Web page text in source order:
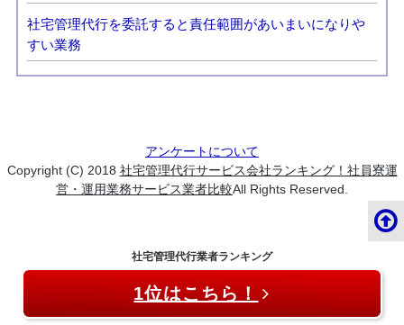
社宅管理代行を委託すると責任範囲があいまいになりや
すい業務
アンケートについて
Copyright (C) 2018 社宅管理代行サービス会社ランキング！社員寮運
営・運用業務サービス業者比較All Rights Reserved.
社宅管理代行業者ランキング
1位はこちら！